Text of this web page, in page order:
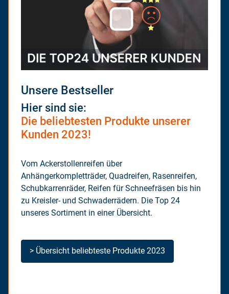
Unsere Bestseller
Hier sind sie:
Die beliebtesten Produkte unserer
Kunden 2023!
Vom Ackerstollenreifen über
Anhängerkompletträder, Quadreifen, Rasenreifen,
Schubkarrenräder, Reifen für Schneefräsen bis hin
zu Kreisler- und Schwaderrädern. Die Top 24
unseres Sortiment in einer Übersicht.
> Übersicht beliebteste Produkte 2023